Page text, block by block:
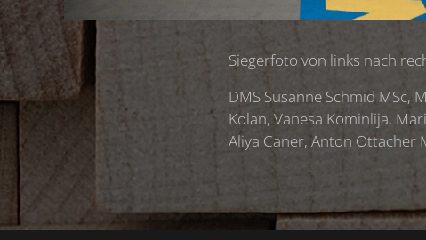
Siegerfoto von links nach
DMS Susanne Schmid MSc,
Kolan, Vanesa Kominlija,
Aliya Caner, Anton Ottacher